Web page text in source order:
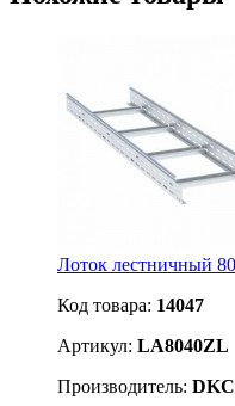
Лоток лестничный
Код товара: 14047
Артикул: LA8040ZL
Производитель: DKC